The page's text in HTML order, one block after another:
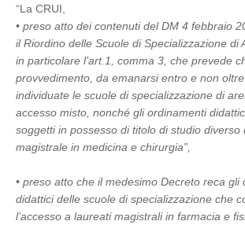
“La CRUI,
• preso atto dei contenuti del DM 4 febbraio
il Riordino delle Scuole di Specializzazione di
in particolare l’art.1, comma 3, che prevede
provvedimento, da emanarsi entro e non
individuate le scuole di specializzazione di
accesso misto, nonché gli ordinamenti
soggetti in possesso di titolo di studio diverso
magistrale in medicina e chirurgia”,
• preso atto che il medesimo Decreto reca gli
didattici delle scuole di specializzazione che
l’accesso a laureati magistrali in farmacia e